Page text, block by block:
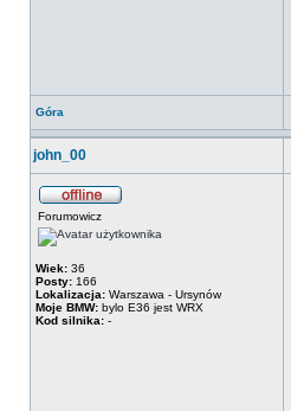
Góra
john_00
Forumowicz
Wiek: 36
Posty: 166
Lokalizacja: Warszawa - Ursynów
Moje BMW: bylo E36 jest WRX
Kod silnika: -